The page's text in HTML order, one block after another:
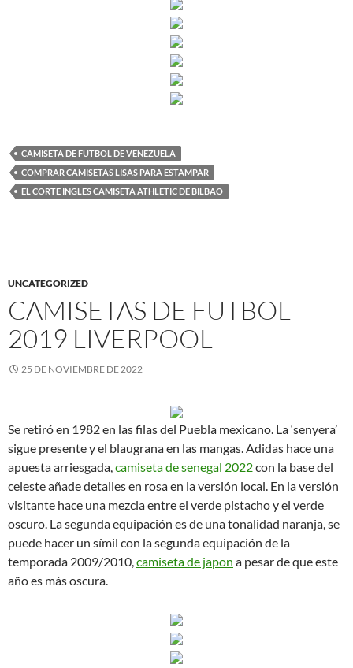
CAMISETA DE FUTBOL DE VENEZUELA
COMPRAR CAMISETAS LISAS PARA ESTAMPAR
EL CORTE INGLES CAMISETA ATHLETIC DE BILBAO
UNCATEGORIZED
CAMISETAS DE FUTBOL
2019 LIVERPOOL
25 DE NOVIEMBRE DE 2022
Se retiró en 1982 en las filas del Puebla mexicano. La ‘senyera’
sigue presente y el blaugrana en las mangas. Adidas hace una
apuesta arriesgada,camiseta de senegal 2022con la base del
celeste añade detalles en rosa en la versión local. En la versión
visitante hace una mezcla entre el verde pistacho y el verde
oscuro. La segunda equipación es de una tonalidad naranja, se
puede hacer un símil con la segunda equipación de la
temporada 2009/2010,camiseta de japon a pesar de que este
año es más oscura.